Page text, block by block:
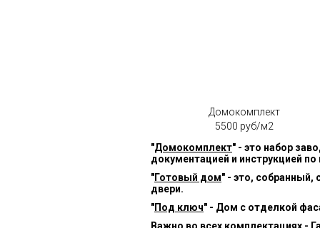
Домокомплект
5500 руб/м2
"Домокомплект" - это набор
документацией и инструкцией
"Готовый дом" - это, собранный,
двери.
"Под ключ" - Дом с отделкой